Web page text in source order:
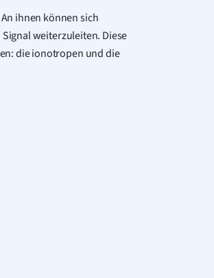
ihnen können sich
weiterzuleiten. Diese
die ionotropen und die